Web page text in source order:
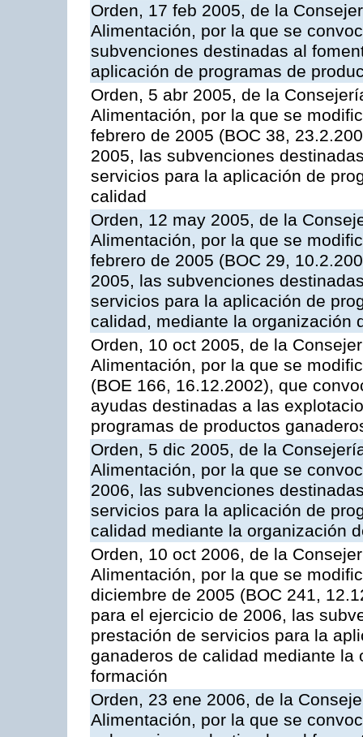
Orden, 17 feb 2005, de la
Alimentación, por la que se
subvenciones destinadas al
aplicación de programas de
Orden, 5 abr 2005, de la
Alimentación, por la que se
febrero de 2005 (BOC 38,
2005, las subvenciones
servicios para la aplicación de
calidad
Orden, 12 may 2005, de la
Alimentación, por la que se
febrero de 2005 (BOC 29,
2005, las subvenciones
servicios para la aplicación de
calidad, mediante la organización
Orden, 10 oct 2005, de la
Alimentación, por la que se
(BOE 166, 16.12.2002), que
ayudas destinadas a las
programas de productos
Orden, 5 dic 2005, de la
Alimentación, por la que se
2006, las subvenciones
servicios para la aplicación de
calidad mediante la organización
Orden, 10 oct 2006, de la
Alimentación, por la que se
diciembre de 2005 (BOC 241,
para el ejercicio de 2006, las
prestación de servicios para la
ganaderos de calidad mediante
formación
Orden, 23 ene 2006, de la
Alimentación, por la que se